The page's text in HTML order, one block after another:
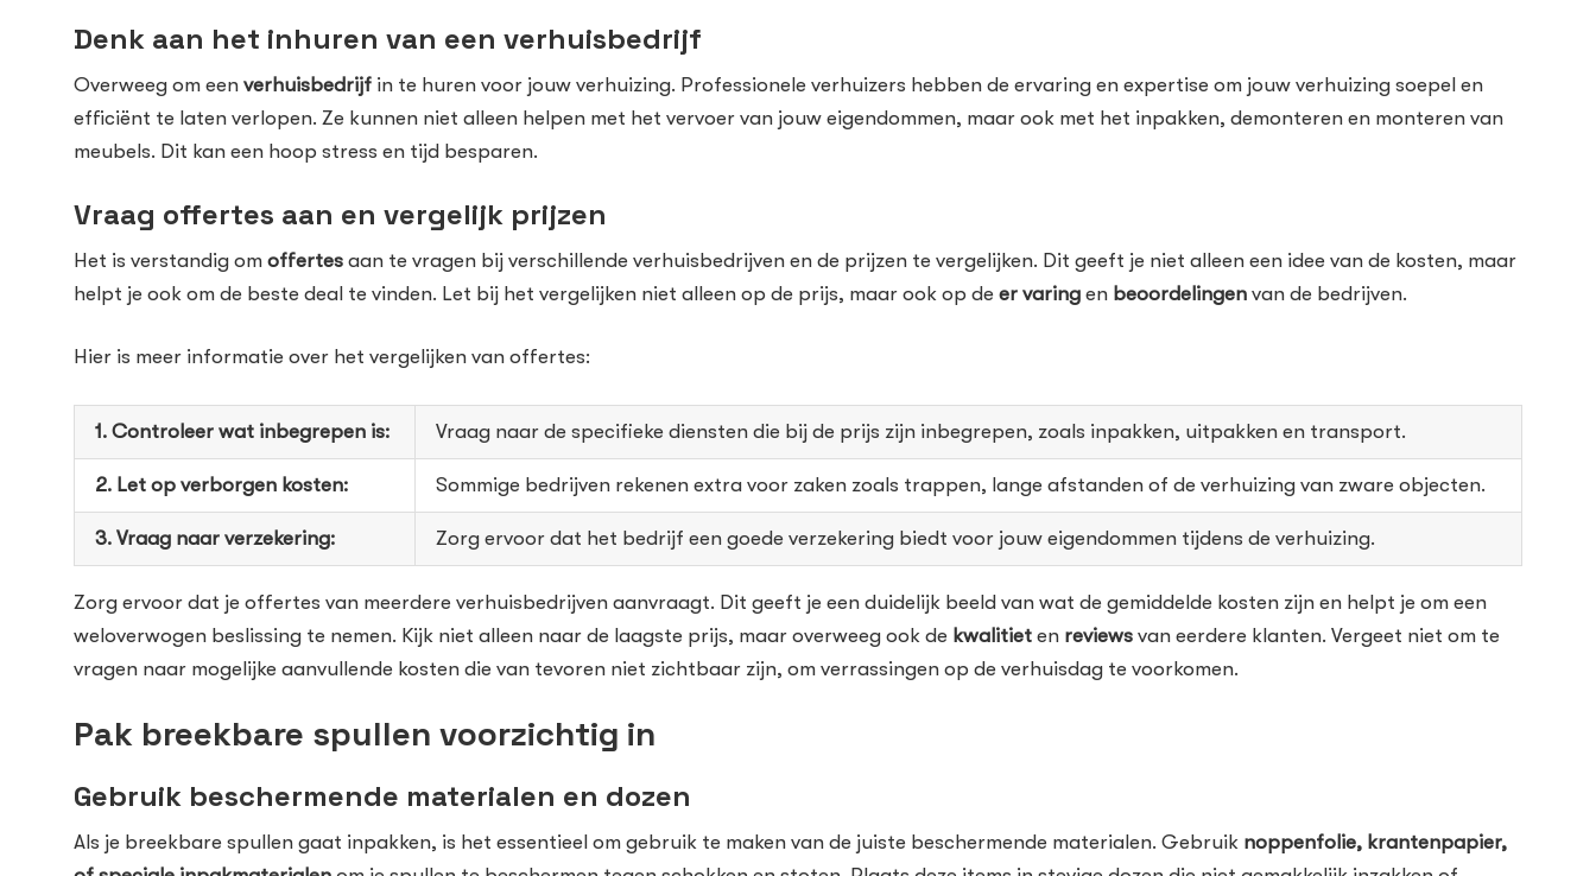
Denk aan het inhuren van een verhuisbedrijf
Overweeg om een verhuisbedrijf in te huren voor jouw verhuizing. Professionele verhuizers hebben de ervaring en expertise om jouw verhuizing soepel en
efficiënt te laten verlopen. Ze kunnen niet alleen helpen met het vervoer van jouw eigendommen, maar ook met het inpakken, demonteren en monteren van
meubels. Dit kan een hoop stress en tijd besparen.
Vraag offertes aan en vergelijk prijzen
Het is verstandig om offertes aan te vragen bij verschillende verhuisbedrijven en de prijzen te vergelijken. Dit geeft je niet alleen een idee van de kosten, maar
helpt je ook om de beste deal te vinden. Let bij het vergelijken niet alleen op de prijs, maar ook op de er varing en beoordelingen van de bedrijven.
Hier is meer informatie over het vergelijken van offertes:
1. Controleer wat inbegrepen is: Vraag naar de specifieke diensten die bij de prijs zijn inbegrepen, zoals inpakken, uitpakken en transport.
2. Let op verborgen kosten: Sommige bedrijven rekenen extra voor zaken zoals trappen, lange afstanden of de verhuizing van zware objecten.
3. Vraag naar verzekering: Zorg ervoor dat het bedrijf een goede verzekering biedt voor jouw eigendommen tijdens de verhuizing.
Zorg ervoor dat je offertes van meerdere verhuisbedrijven aanvraagt. Dit geeft je een duidelijk beeld van wat de gemiddelde kosten zijn en helpt je om een
weloverwogen beslissing te nemen. Kijk niet alleen naar de laagste prijs, maar overweeg ook de kwalitiet en reviews van eerdere klanten. Vergeet niet om te
vragen naar mogelijke aanvullende kosten die van tevoren niet zichtbaar zijn, om verrassingen op de verhuisdag te voorkomen.
Pak breekbare spullen voorzichtig in
Gebruik beschermende materialen en dozen
Als je breekbare spullen gaat inpakken, is het essentieel om gebruik te maken van de juiste beschermende materialen. Gebruik noppenfolie, krantenpapier,